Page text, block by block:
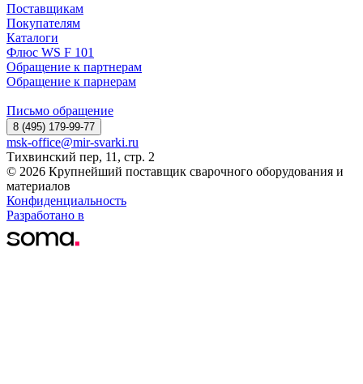
Поставщикам
Покупателям
Каталоги
Флюс WS F 101
Обращение к партнерам
Обращение к парнерам
Письмо обращение
8 (495) 179-99-77
msk-office@mir-svarki.ru
Тихвинский пер, 11, стр. 2
© 2026 Крупнейший поставщик сварочного оборудования и
материалов
Конфиденциальность
Разработано в